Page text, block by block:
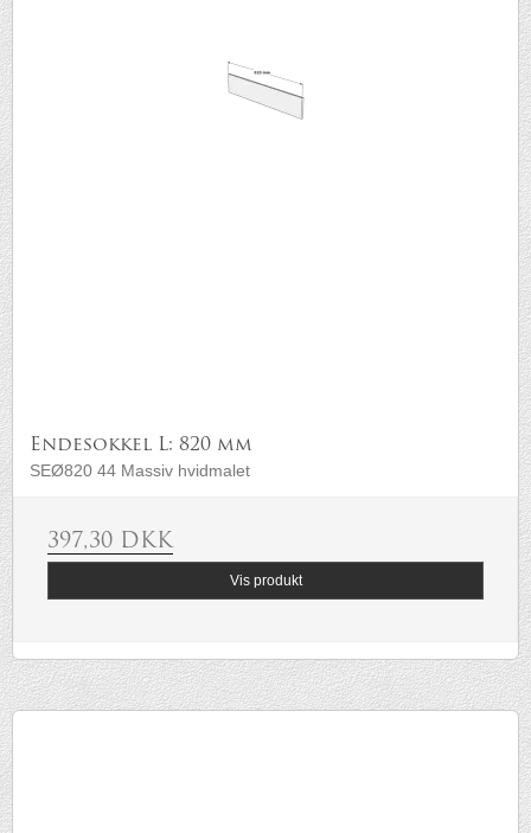
Endesokkel L: 820 mm
SEØ820 44 Massiv hvidmalet
397,30 DKK
Vis produkt